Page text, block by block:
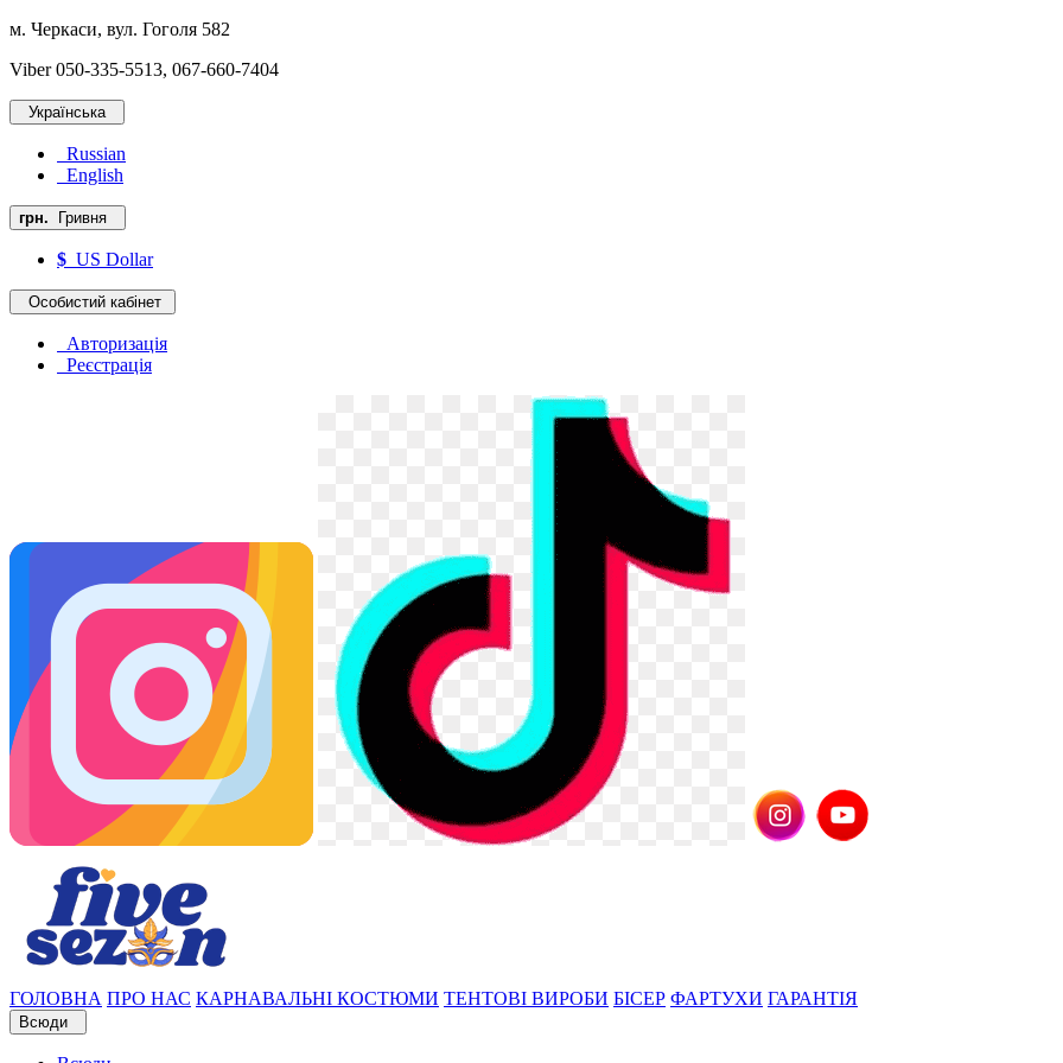
м. Черкаси, вул. Гоголя 582
Viber 050-335-5513, 067-660-7404
Українська
Russian
English
грн. Гривня
$ US Dollar
Особистий кабінет
Авторизація
Реєстрація
ГОЛОВНА ПРО НАС КАРНАВАЛЬНІ КОСТЮМИ ТЕНТОВІ ВИРОБИ БІСЕР ФАРТУХИ ГАРАНТІЯ
Всюди